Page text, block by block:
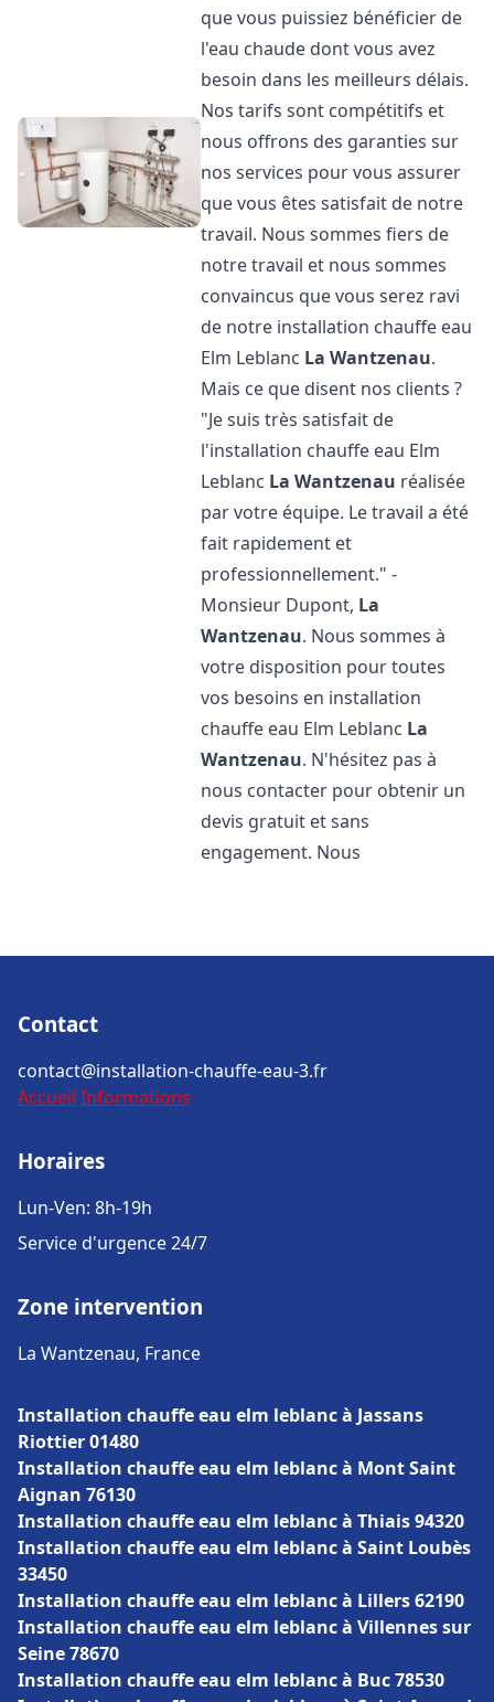
que vous puissiez bénéficier de
l'eau chaude dont vous avez
besoin dans les meilleurs délais.
Nos tarifs sont compétitifs et
nous offrons des garanties sur
nos services pour vous assurer
que vous êtes satisfait de notre
travail. Nous sommes fiers de
notre travail et nous sommes
convaincus que vous serez ravi
de notre installation chauffe eau
Elm Leblanc La Wantzenau.
Mais ce que disent nos clients ?
"Je suis très satisfait de
l'installation chauffe eau Elm
Leblanc La Wantzenau réalisée
par votre équipe. Le travail a été
fait rapidement et
professionnellement." -
Monsieur Dupont, La
Wantzenau. Nous sommes à
votre disposition pour toutes
vos besoins en installation
chauffe eau Elm Leblanc La
Wantzenau. N'hésitez pas à
nous contacter pour obtenir un
devis gratuit et sans
engagement. Nous
Contact
contact@installation-chauffe-eau-3.fr
Accueil Informations
Horaires
Lun-Ven: 8h-19h
Service d'urgence 24/7
Zone intervention
La Wantzenau, France
Installation chauffe eau elm leblanc à Jassans
Riottier 01480
Installation chauffe eau elm leblanc à Mont Saint
Aignan 76130
Installation chauffe eau elm leblanc à Thiais 94320
Installation chauffe eau elm leblanc à Saint Loubès
33450
Installation chauffe eau elm leblanc à Lillers 62190
Installation chauffe eau elm leblanc à Villennes sur
Seine 78670
Installation chauffe eau elm leblanc à Buc 78530